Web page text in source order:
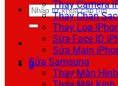
Tìm
kiếm:
0
Thay Camera
Thay Chân
Thay Loa
Sửa Face ID
Sửa Main
Sửa Samsung
Thay Màn